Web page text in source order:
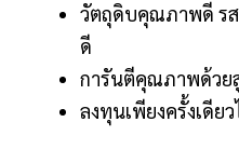
วัตถุดิบ​คุณภาพ​ดี รส
ดี
การันตีคุณภาพด้วย
ลงทุนเพียงครั้งเดีย